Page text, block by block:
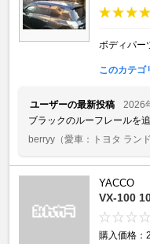
ボディパー
このカテゴ
ユーザーの最新投稿
2026
ブラックのルーフレールを追
berryy （愛車：トヨタ ラン
YACCO
VX-100
購入価格：